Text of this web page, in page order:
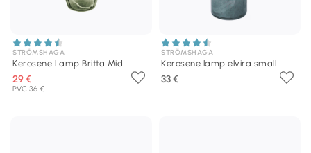
STRÖMSHAGA
Kerosene Lamp Britta Mid
29 €
PVC 36 €
STRÖMSHAGA
Kerosene lamp elvira small
33 €